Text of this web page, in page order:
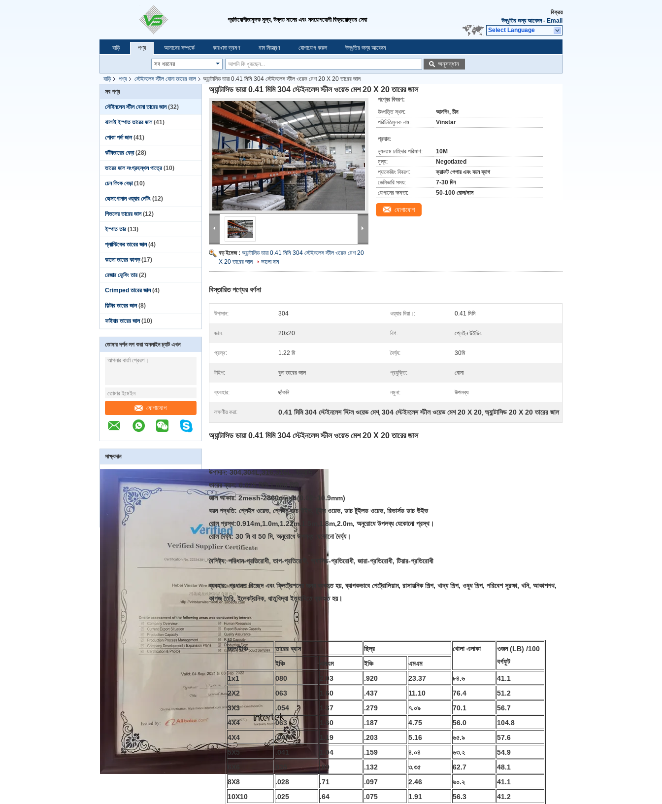
প্রতিযোগীতামূলক মূল্য, উন্নত মানের এবং সময়োপযোগী বিক্রয়োত্তর সেবা
বিক্রয়
উদ্ধৃতির জন্য আবেদন- Email
Select Language
বাড়ি পণ্য আমাদের সম্পর্কে কারখানা ভ্রমণ মান নিয়ন্ত্রণ যোগাযোগ করুন উদ্ধৃতির জন্য আবেদন
অনুসন্ধান
বাড়ি পণ্য স্টেইনলেস স্টীল বোনা তারের জাল
অ্যান্টাসিড ডায়া 0.41 মিমি 304 স্টেইনলেস স্টীল ওয়েভ মেশ 20 X 20 তারের জাল
সব পণ্য
স্টেইনলেস স্টীল বোনা তারের জাল (32)
ঝালাই ইস্পাত তারের জাল (41)
পোকা পর্দা জাল (41)
কাঁটাতারের বেড়া (28)
তারের জাল সংগ্রহস্থল পাত্রে (10)
চেন লিংক বেড়া (10)
হেক্সাগোনাল ওয়্যার নেটিং (12)
পিতলের তারের জাল (12)
ইস্পাত তার (13)
প্লাস্টিকের তারের জাল (4)
কালো তারের কাপড় (17)
রেজার ফেন্সিং তার (2)
Crimped তারের জাল (4)
ফিল্টার তারের জাল (8)
ফাইবার তারের জাল (10)
তোমার দর্শন লগ করা অনলাইন চ্যাট এখন
যোগাযোগ
সাক্ষ্যদান
অ্যান্টাসিড ডায়া 0.41 মিমি 304 স্টেইনলেস স্টীল ওয়েভ মেশ 20 X 20 তারের জাল
বড় ইমেজ : অ্যান্টাসিড ডায়া 0.41 মিমি 304 স্টেইনলেস স্টীল ওয়েভ মেশ 20
X 20 তারের জাল
ভালো দাম
পণ্যের বিবরণ:
উৎপত্তি স্থল:
আনপিং, চীন
পরিচিতিমুলক নাম:
Vinstar
প্রদান:
ন্যূনতম চাহিদার পরিমাণ:
10M
মূল্য:
Negotiated
প্যাকেজিং বিবরণ:
ক্রাফট পেপার এবং বয়ন ব্যাগ
ডেলিভারি সময়:
7-30 দিন
যোগানের ক্ষমতা:
50-100 রোল/মাস
যোগাযোগ
বিস্তারিত পণ্যের বর্ণনা
উপাদান: 304 ওয়্যার দিয়া।: 0.41 মিমি
জাল: 20x20 বিণ: প্লেইন উইভিং
প্রস্থ: 1.22 মি দৈর্ঘ্য: 30মি
টাইপ: বুনা তারের জাল প্রযুক্তি: বোনা
ব্যবহার: ছাঁকনি নমুনা: উপলব্ধ
লক্ষণীয় করা: 0.41 মিমি 304 স্টেইনলেস স্টিল ওয়েভ মেশ, 304 স্টেইনলেস স্টীল ওয়েভ মেশ 20 X 20, অ্যান্টাসিড 20 X 20 তারের জাল
অ্যান্টাসিড ডায়া 0.41 মিমি 304 স্টেইনলেস স্টীল ওয়েভ মেশ 20 X 20 তারের জাল
উপাদান: 304,304L,316,316L, ইত্যাদি
তারের ব্যাস: 0.025 মিমি-1.800 মিমি
জাল আকার: 2mesh-2800mesh(0.02~10.9mm)
বয়ন পদ্ধতি: প্লেইন ওয়েভ, প্লেইন ডাচ উইভ, টুইল ওয়েভ, ডাচ টুইলড ওয়েভ, রিভার্সড ডাচ উইভ
রোল প্রস্থ:0.914m,1.0m,1.22m,1.5m,1.8m,2.0m, অনুরোধে উপলব্ধ যেকোনো প্রস্থ।
রোল দৈর্ঘ্য: 30 মি বা 50 মি, অনুরোধে উপলব্ধ যেকোনো দৈর্ঘ্য।
বৈশিষ্ট্য: পরিধান-প্রতিরোধী, তাপ-প্রতিরোধী, অ্যাসিড-প্রতিরোধী, জারা-প্রতিরোধী, টিয়ার-প্রতিরোধী
ব্যবহার: প্রধানত বিচ্ছেদ এবং ফ্লিট্রেশনের জন্য ব্যবহৃত হয়, ব্যাপকভাবে পেট্রোলিয়াম, রাসায়নিক শিল্প, খাদ্য শিল্প, ওষুধ শিল্প, পরিবেশ সুরক্ষা, খনি, আকাশপথ,
কাগজ তৈরি, ইলেকট্রনিক, ধাতুবিদ্যা ইত্যাদিতে ব্যবহৃত হয়।
জাল/ইঞ্চি তারের ব্যাস ছিদ্র খোলা এলাকা
ওজন (LB) /100
বর্গফুট
ইঞ্চি এমএম ইঞ্চি
এমএম
1x1
080 2.03 .920 23.37 ৮৪.৬
41.1
2X2
063 1.60 .437 11.10 76.4
51.2
3X3
.054 1.37 .279 ৭.০৯ 70.1
56.7
4X4
063 1.60 .187 4.75 56.0
104.8
4X4
.047 1.19 .203 5.16 ৬৫.৯
57.6
5X5
.041 1.04 .159 ৪.০৪ ৬৩.২
54.9
035 .89 .132 ৩.৩৫ 62.7
48.1
8X8
.028 .71 .097 2.46 ৬০.২
41.1
10X10
.025 .64 .075 1.91 56.3
41.2